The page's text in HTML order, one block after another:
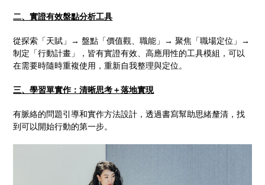
二、實證有效盤點分析工具
從探索「天賦」→ 盤點「價值觀、職能」→ 聚焦「職場定位」→
制定「行動計畫」，皆有實證有效、高應用性的工具模組，可以
在需要時隨時重複使用，重新自我整理與定位。
三、學習單實作：清晰思考＋落地實現
有脈絡的問題引導和實作方法設計，透過書寫幫助思緒釐清，找
到可以開始行動的第一步。